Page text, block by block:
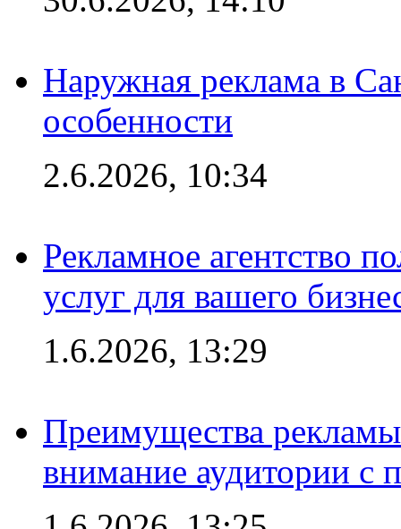
Наружная реклама в
особенности
2.6.2026, 10:34
Рекламное агентство
услуг для вашего
1.6.2026, 13:29
Преимущества
внимание аудитории